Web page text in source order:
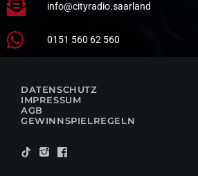
info@cityradio.saarland
0151 560 62 560
DATENSCHUTZ
IMPRESSUM
AGB
GEWINNSPIELREGELN